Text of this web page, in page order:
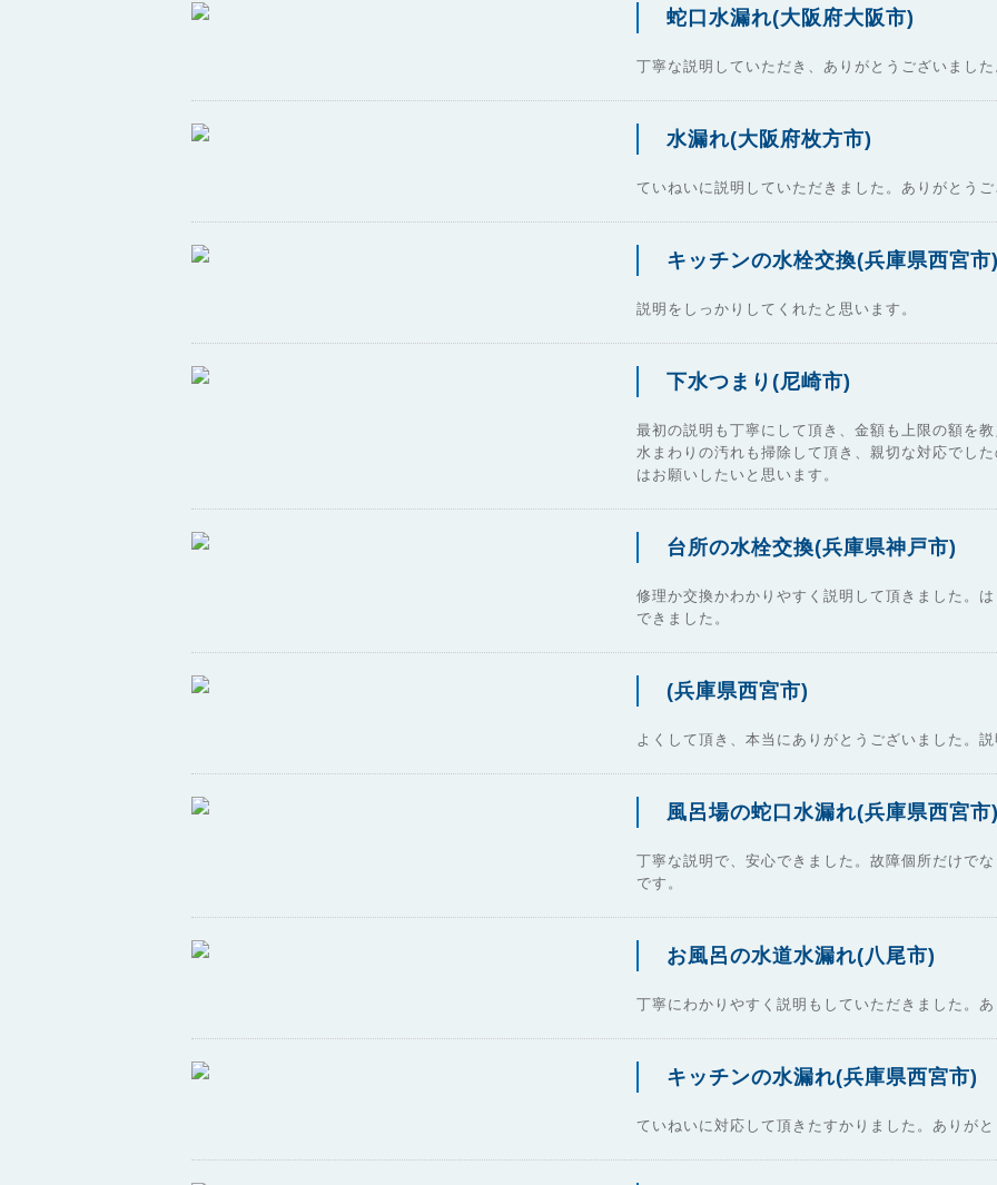
蛇口水漏れ(大阪府大阪市)
丁寧な説明していただき、ありがとうございました
水漏れ(大阪府枚方市)
ていねいに説明していただきました。ありがとうご
キッチンの水栓交換(兵庫県西宮市)
説明をしっかりしてくれたと思います。
下水つまり(尼崎市)
最初の説明も丁寧にして頂き、金額も上限の額を
水まわりの汚れも掃除して頂き、親切な対応でし
はお願いしたいと思います。
台所の水栓交換(兵庫県神戸市)
修理か交換かわかりやすく説明して頂きました。
できました。
(兵庫県西宮市)
よくして頂き、本当にありがとうございました。説
風呂場の蛇口水漏れ(兵庫県西宮市)
丁寧な説明で、安心できました。故障個所だけで
です。
お風呂の水道水漏れ(八尾市)
丁寧にわかりやすく説明もしていただきました。あ
キッチンの水漏れ(兵庫県西宮市)
ていねいに対応して頂きたすかりました。ありがと